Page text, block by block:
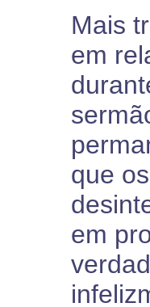
Mais
em
que
em